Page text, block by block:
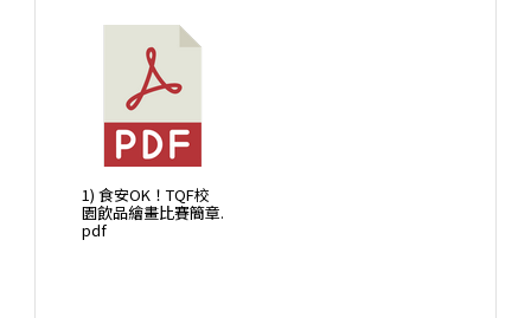
1) 食安OK！TQF校
園飲品繪畫比賽簡章.
pdf